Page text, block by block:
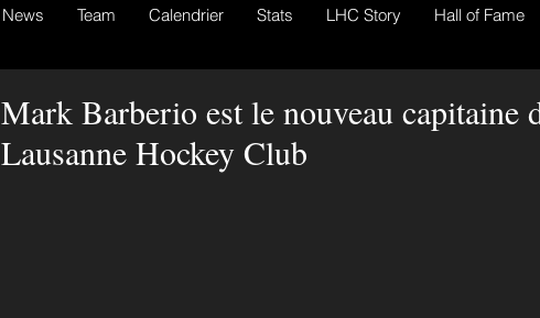
News Team Calendrier Stats LHC Story Hall of Fame
Mark Barberio est le nouveau capitaine
Lausanne Hockey Club